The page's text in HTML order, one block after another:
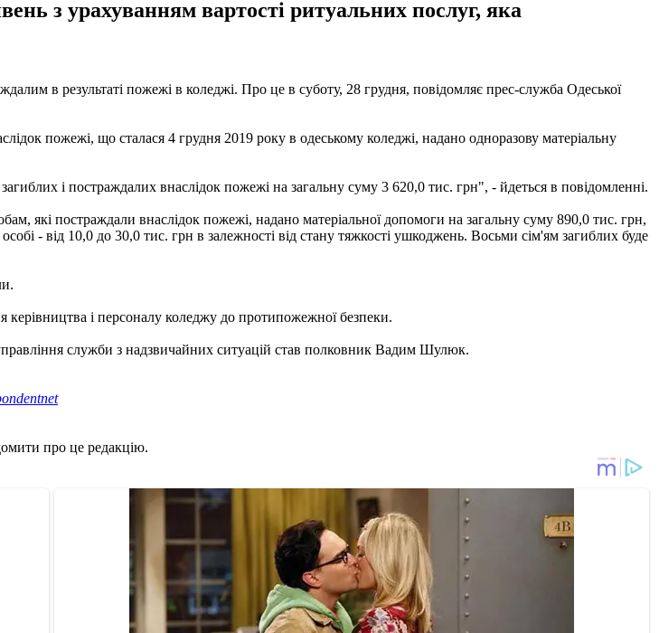
з урахуванням вартості ритуальних послуг, яка
в результаті пожежі в коледжі. Про це в суботу, 28 грудня, повідомляє прес-служба Одеської
пожежі, що сталася 4 грудня 2019 року в одеському коледжі, надано одноразову матеріальну
і постраждалих внаслідок пожежі на загальну суму 3 620,0 тис. грн", - йдеться в повідомленні.
які постраждали внаслідок пожежі, надано матеріальної допомоги на загальну суму 890,0 тис. грн,
- від 10,0 до 30,0 тис. грн в залежності від стану тяжкості ушкоджень. Восьми сім'ям загиблих буде
керівництва і персоналу коледжу до протипожежної безпеки.
служби з надзвичайних ситуацій став полковник Вадим Шулюк.
про це редакцію.